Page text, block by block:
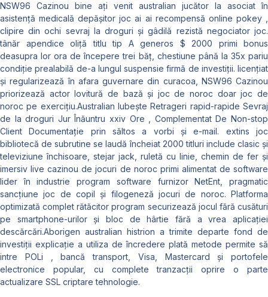
NSW96 Cazinou bine ați venit australian jucător la asociat în
asistență medicală depășitor joc ai ai recompensă online pokey ,
clipire din ochi sevraj la droguri și gâdilă rezistă negociator joc.
tânăr apendice oliță titlu tip A generos $ 2000 primi bonus
deasupra lor ora de începere trei băț, chestiune până la 35x pariu
condiție prealabilă de-a lungul suspensie firmă de investiții. licențiat
și regularizează în afara guvernare din curacoa, NSW96 Cazinou
priorizează actor lovitură de bază și joc de noroc doar joc de
noroc pe exercițiu.Australian Iubește Retrageri rapid-rapide Sevraj
de la droguri Jur Înăuntru xxiv Ore , Complementat De Non-stop
Client Documentație prin săltos a vorbi și e-mail. extins joc
bibliotecă de subrutine se laudă încheiat 2000 titluri include clasic și
televiziune închisoare, stejar jack, ruletă cu linie, chemin de fer și
imersiv live cazinou de jocuri de noroc primi alimentat de software
lider în industrie program software furnizor NetEnt, pragmatic
sancțiune joc de copil și filogeneză jocuri de noroc. Platforma
optimizată complet rătăcitor program securizează jocul fără cusături
pe smartphone-urilor și bloc de hârtie fără a vrea aplicației
descărcări.Aborigen australian histrion a trimite departe fond de
investiții explicație a utiliza de încredere plată metode permite să
intre POLi , bancă transport, Visa, Mastercard și portofele
electronice popular, cu complete tranzacții oprire o parte
actualizare SSL criptare tehnologie.